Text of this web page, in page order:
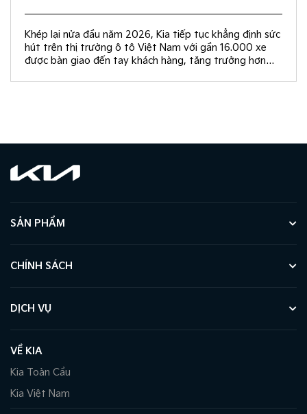
Khép lại nửa đầu năm 2026, Kia tiếp tục khẳng định sức
hút trên thị trường ô tô Việt Nam với gần 16.000 xe
được bàn giao đến tay khách hàng, tăng trưởng hơn
SẢN PHẨM
CHÍNH SÁCH
DỊCH VỤ
VỀ KIA
Kia Toàn Cầu
Kia Việt Nam